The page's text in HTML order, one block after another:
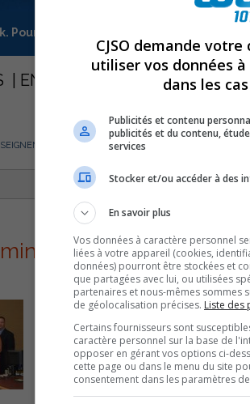
Pour ne rien manquer à Sorel-Tracy et
ENTREVUES OPINION
SUPÉRIEUR, HÉLÈNE DAVID, EN VISITE AU
CJSO demande
utiliser vos données
dans les
Publicités et contenu
publicités et du contenu,
services
Stocker et/ou accéder à des
En savoir plus
Vos données à caractère personnel
liées à votre appareil (cookies,
données) pourront être stockées et
que partagées avec lui, ou utilisées
partenaires et nous-mêmes sommes
de géolocalisation précises. Liste des
Certains fournisseurs sont
caractère personnel sur la base de
opposer en gérant vos options ci-
cette page ou dans le menu du site
consentement dans les paramètres